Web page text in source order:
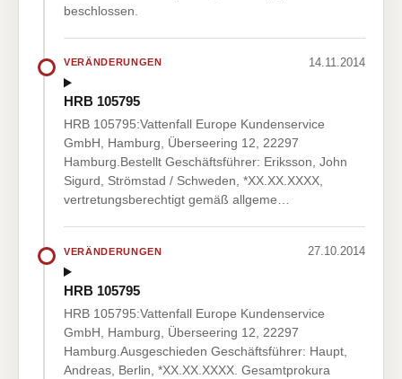
beschlossen.
VERÄNDERUNGEN 14.11.2014
HRB 105795
HRB 105795:Vattenfall Europe Kundenservice
GmbH, Hamburg, Überseering 12, 22297
Hamburg.Bestellt Geschäftsführer: Eriksson, John
Sigurd, Strömstad / Schweden, *XX.XX.XXXX,
vertretungsberechtigt gemäß allgeme…
VERÄNDERUNGEN 27.10.2014
HRB 105795
HRB 105795:Vattenfall Europe Kundenservice
GmbH, Hamburg, Überseering 12, 22297
Hamburg.Ausgeschieden Geschäftsführer: Haupt,
Andreas, Berlin, *XX.XX.XXXX. Gesamtprokura